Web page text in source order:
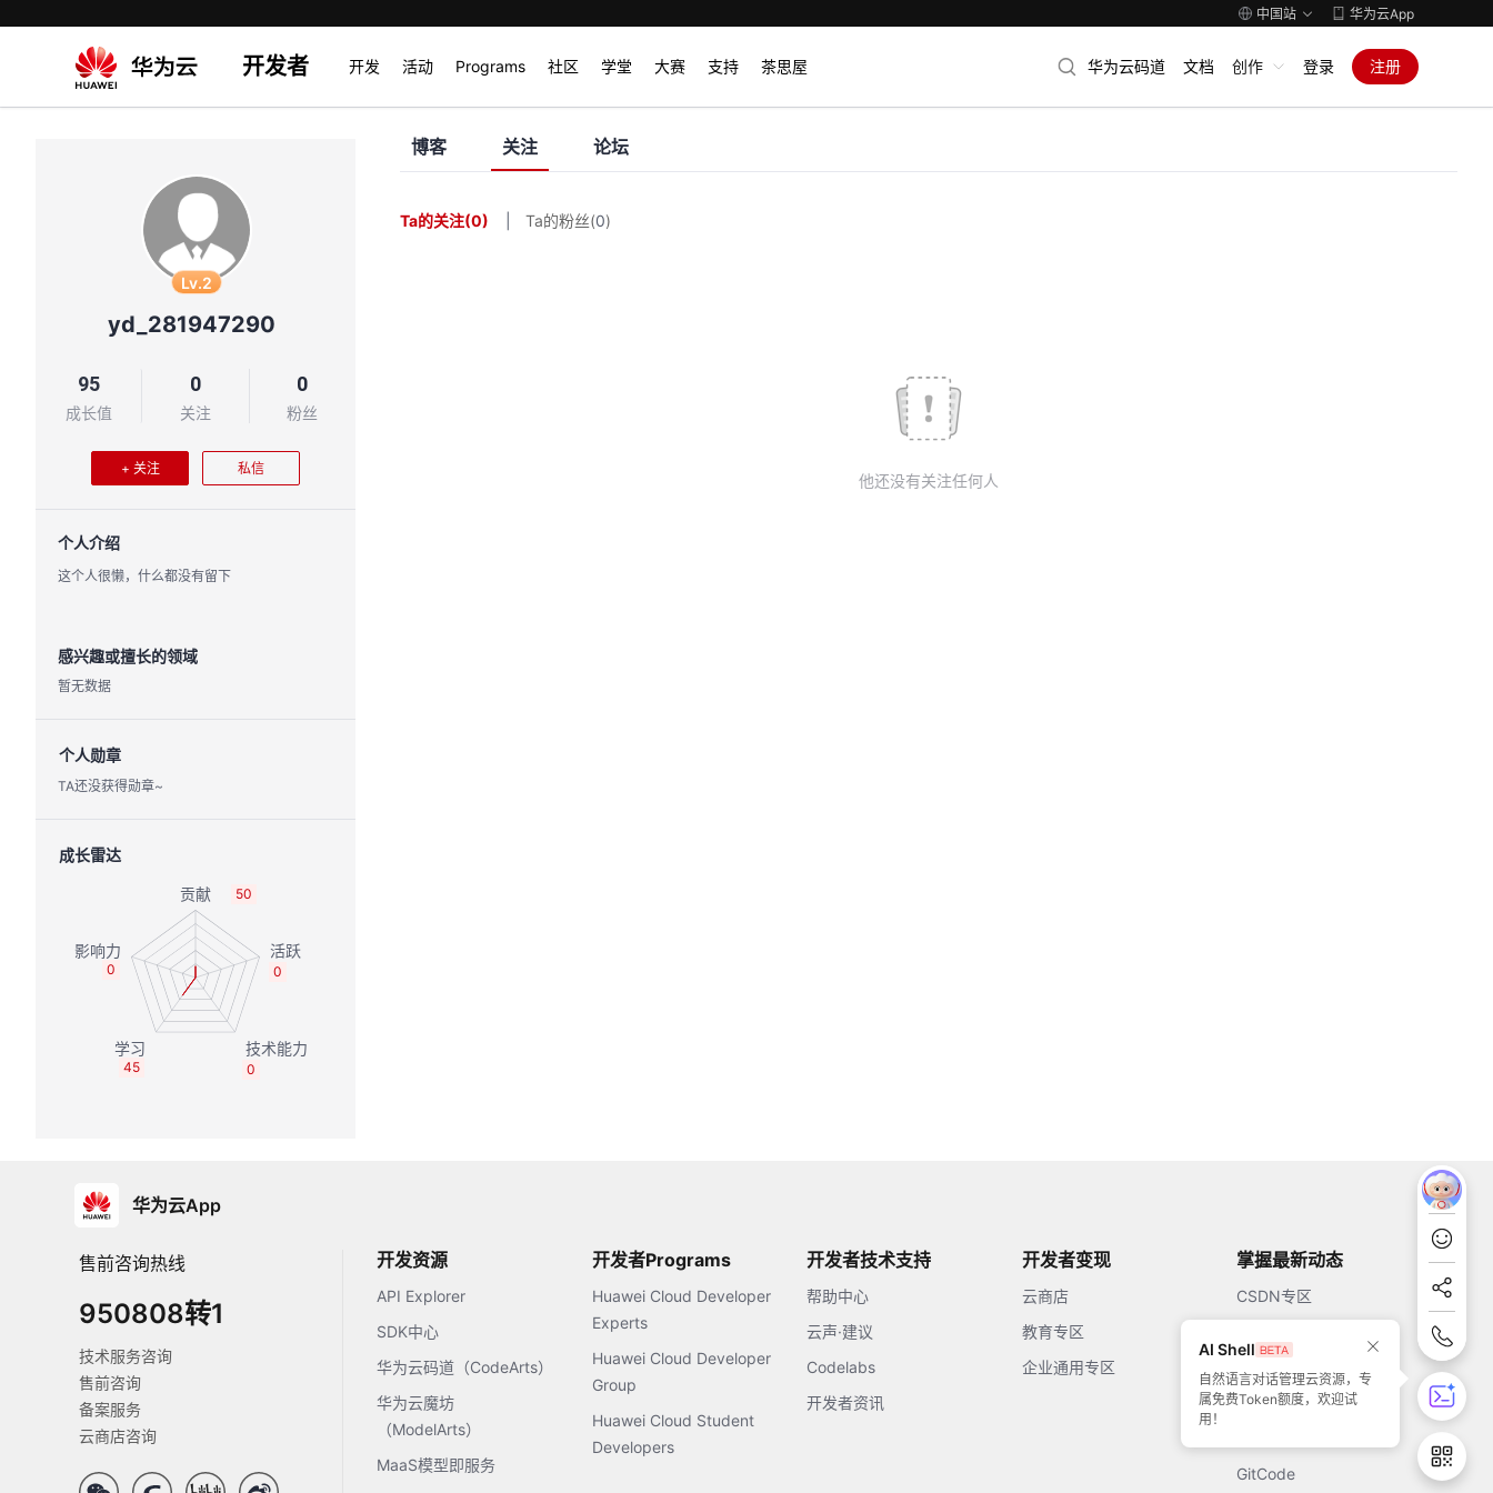
中国站 华为云App
开发者 开发 活动 Programs 社区 学堂 大赛 支持 茶思屋 华为云码道 文档 创作 登录 注册
Lv.2
yd_281947290
95
成长值
0
关注
0
粉丝
+ 关注 私信
个人介绍
这个人很懒，什么都没有留下
感兴趣或擅长的领域
暂无数据
个人勋章
TA还没获得勋章~
成长雷达
50
0
0
45
0
博客 关注 论坛
Ta的关注(0) Ta的粉丝(0)
他还没有关注任何人
华为云App
售前咨询热线
950808转1
技术服务咨询
售前咨询
备案服务
云商店咨询
开发资源
API Explorer
SDK中心
华为云码道（CodeArts）
华为云魔坊
（ModelArts）
MaaS模型即服务
开发者Programs
Huawei Cloud Developer
Experts
Huawei Cloud Developer
Group
Huawei Cloud Student
Developers
开发者技术支持
帮助中心
云声·建议
Codelabs
开发者资讯
开发者变现
云商店
教育专区
企业通用专区
掌握最新动态
CSDN专区
51CTO
GitCode
AI Shell
自然语言对话管理云资源，专
属免费Token额度，欢迎试
用！